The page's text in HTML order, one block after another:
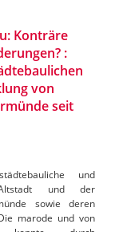
Konträre
:
von
seit
und
Altstadt und der
sowie deren
marode und von